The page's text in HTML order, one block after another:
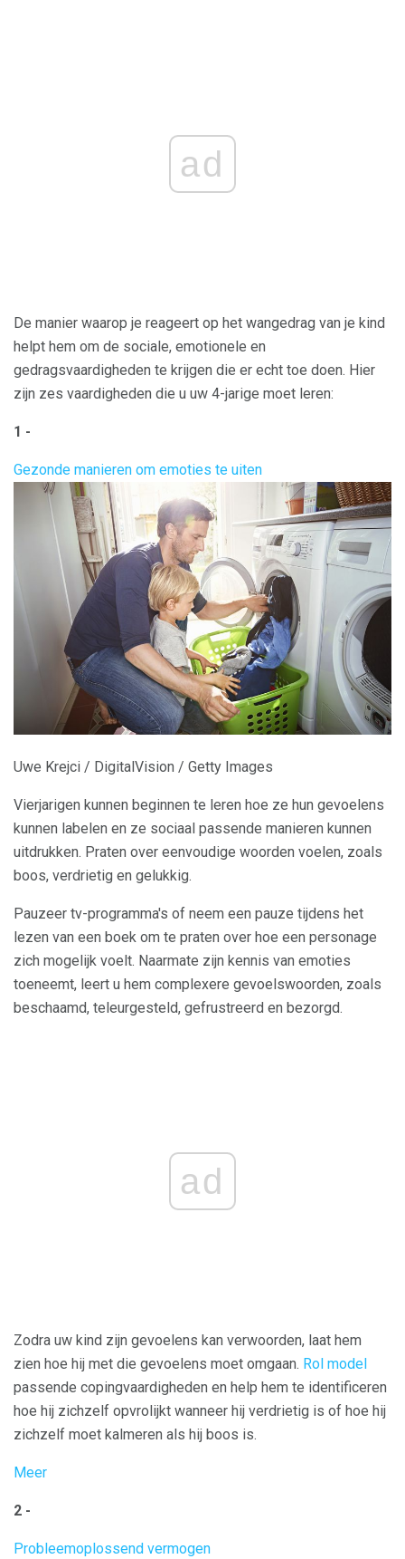
ad
De manier waarop je reageert op het wangedrag van je kind
helpt hem om de sociale, emotionele en
gedragsvaardigheden te krijgen die er echt toe doen. Hier
zijn zes vaardigheden die u uw 4-jarige moet leren:
1 -
Gezonde manieren om emoties te uiten
Uwe Krejci / DigitalVision / Getty Images
Vierjarigen kunnen beginnen te leren hoe ze hun gevoelens
kunnen labelen en ze sociaal passende manieren kunnen
uitdrukken. Praten over eenvoudige woorden voelen, zoals
boos, verdrietig en gelukkig.
Pauzeer tv-programma's of neem een ​​pauze tijdens het
lezen van een boek om te praten over hoe een personage
zich mogelijk voelt. Naarmate zijn kennis van emoties
toeneemt, leert u hem complexere gevoelswoorden, zoals
beschaamd, teleurgesteld, gefrustreerd en bezorgd.
ad
Zodra uw kind zijn gevoelens kan verwoorden, laat hem
zien hoe hij met die gevoelens moet omgaan. Rol model
passende copingvaardigheden en help hem te identificeren
hoe hij zichzelf opvrolijkt wanneer hij verdrietig is of hoe hij
zichzelf moet kalmeren als hij boos is.
Meer
2 -
Probleemoplossend vermogen